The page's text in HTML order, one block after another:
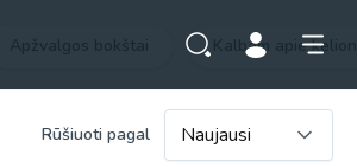
Kalbam apie
Rūšiuoti pagal